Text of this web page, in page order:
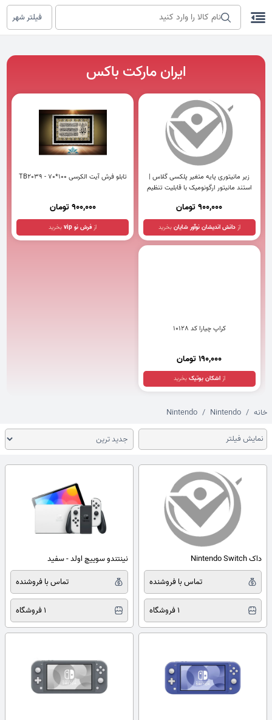
فیلتر شهر
ایران مارکت باکس
زیر مانیتوری پایه متغیر پلکسی گلاس |
استند مانیتور ارگونومیک با قابلیت تنظیم
900,000 تومان
ازدانش اندیشان نوآور شایانبخرید
تابلو فرش آیت الکرسی TB2039 - 70*100
900,000 تومان
ازفرش نو vip بخرید
کراپ چیارا کد 10128
190,000 تومان
ازاشکان بوتیکبخرید
خانه Nintendo
Nintendo
نمایش فیلتر
داک Nintendo Switch
تماس با فروشنده
1 فروشگاه
نینتندو سوییچ اولد - سفید
تماس با فروشنده
1 فروشگاه